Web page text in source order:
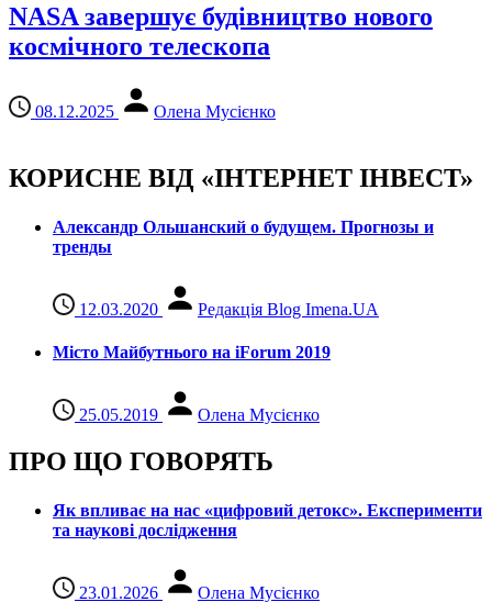
NASA завершує будівництво нового
космічного телескопа
08.12.2025 Олена Мусієнко
КОРИСНЕ ВІД «ІНТЕРНЕТ ІНВЕСТ»
Александр Ольшанский о будущем. Прогнозы и
тренды
12.03.2020 Редакція Blog Imena.UA
Місто Майбутнього на iForum 2019
25.05.2019 Олена Мусієнко
ПРО ЩО ГОВОРЯТЬ
Як впливає на нас «цифровий детокс». Експерименти
та наукові дослідження
23.01.2026 Олена Мусієнко